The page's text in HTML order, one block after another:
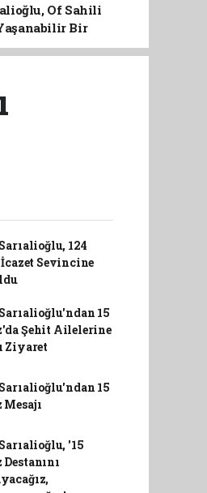
Of Sahili
Bir
124
İcazet Sevincine
15
Şehit Ailelerine
Ziyaret
15
'15